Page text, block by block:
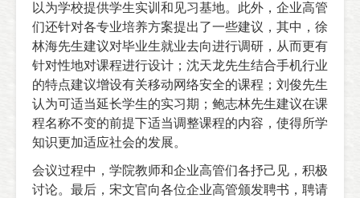
以为学校提供学生实训和见习基地。此外，企业高管
们还针对各专业培养方案提出了一些建议，其中， 徐
林海先生建议对毕业生就业去向进行调研，从而更有
针对性地对课程进行设计； 沈天龙先生结合手机行业
的特点建议增设有关移动网络安全的课程； 刘俊先生
认为可适当延长学生的实习期； 鲍志林先生建议在课
程名称不变的前提下适当调整课程的内容，使得所学
知识更加适应社会的发展。
会议过程中，学院教师和企业高管们各抒己见，积极
讨论。最后，宋文官向各位企业高管颁发聘书，聘请